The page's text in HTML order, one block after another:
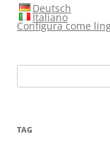
Deutsch
Italiano
Configura come
per:
TAG